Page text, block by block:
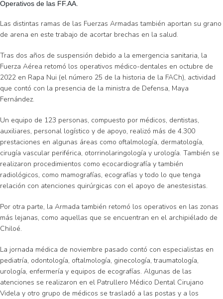
Operativos de las FF.AA.
Las distintas ramas de las Fuerzas Armadas también aportan su grano
de arena en este trabajo de acortar brechas en la salud.
Tras dos años de suspensión debido a la emergencia sanitaria, la
Fuerza Aérea retomó los operativos médico-dentales en octubre de
2022 en Rapa Nui (el número 25 de la historia de la FACh), actividad
que contó con la presencia de la ministra de Defensa, Maya
Fernández.
Un equipo de 123 personas, compuesto por médicos, dentistas,
auxiliares, personal logístico y de apoyo, realizó más de 4.300
prestaciones en algunas áreas como oftalmología, dermatología,
cirugía vascular periférica, otorrinolaringología y urología. También se
realizaron procedimientos como ecocardiografía y también
radiológicos, como mamografías, ecografías y todo lo que tenga
relación con atenciones quirúrgicas con el apoyo de anestesistas.
Por otra parte, la Armada también retomó los operativos en las zonas
más lejanas, como aquellas que se encuentran en el archipiélado de
Chiloé.
La jornada médica de noviembre pasado contó con especialistas en
pediatría, odontología, oftalmología, ginecología, traumatología,
urología, enfermería y equipos de ecografías. Algunas de las
atenciones se realizaron en el Patrullero Médico Dental Cirujano
Videla y otro grupo de médicos se trasladó a las postas y a los